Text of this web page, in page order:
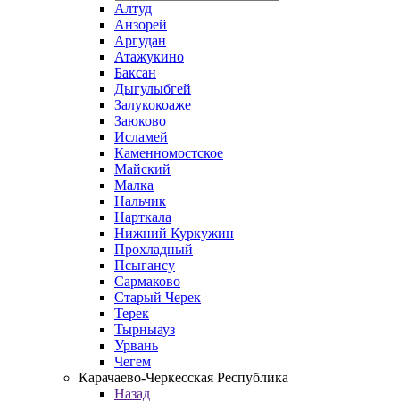
Алтуд
Анзорей
Аргудан
Атажукино
Баксан
Дыгулыбгей
Залукокоаже
Заюково
Исламей
Каменномостское
Майский
Малка
Нальчик
Нарткала
Нижний Куркужин
Прохладный
Псыгансу
Сармаково
Старый Черек
Терек
Тырныауз
Урвань
Чегем
Карачаево-Черкесская Республика
Назад